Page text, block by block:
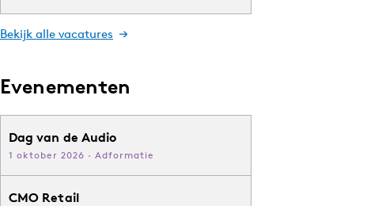
Bekijk alle vacatures
Evenementen
Dag van de Audio
1 oktober 2026 · Adformatie
CMO Retail